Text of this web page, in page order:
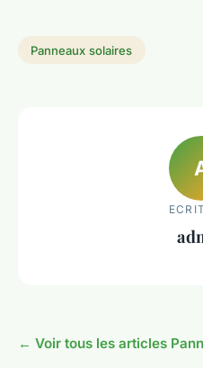
Panneaux solaires
← Voir tous les articles